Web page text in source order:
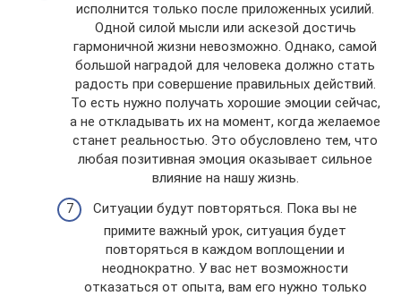
исполнится только после приложенных усилий.
Одной силой мысли или аскезой достичь
гармоничной жизни невозможно. Однако, самой
большой наградой для человека должно стать
радость при совершение правильных действий.
То есть нужно получать хорошие эмоции сейчас,
а не откладывать их на момент, когда желаемое
станет реальностью. Это обусловлено тем, что
любая позитивная эмоция оказывает сильное
влияние на нашу жизнь.
Ситуации будут повторяться. Пока вы не
примите важный урок, ситуация будет
повторяться в каждом воплощении и
неоднократно. У вас нет возможности
отказаться от опыта, вам его нужно только